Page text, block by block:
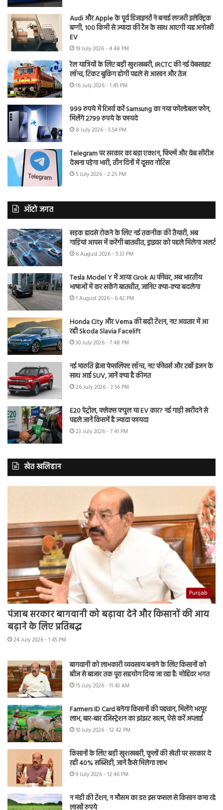
Audi और Apple के पूर्व डिजाइनरों ने बनाई लग्जरी इलेक्ट्रिक
बग्गी, 100 किमी से ज्यादा की रेंज के साथ आएगी यह अनोखी
EV
19 July 2026 - 4:48 PM
रेल यात्रियों के लिए बड़ी खुशखबरी, IRCTC की नई वेबसाइट
लॉन्च, टिकट बुकिंग होगी पहले से आसान और तेज
16 July 2026 - 1:45 PM
999 रुपये में रिजर्व करें Samsung का नया फोल्डेबल फोन,
मिलेंगे 2799 रुपये के फायदे
8 July 2026 - 5:54 PM
Telegram पर सरकार का बड़ा एक्शन, फिल्में और वेब सीरीज
देखना पड़ेगा भारी, तीन दिनों में दूसरा नोटिस
5 July 2026 - 2:25 PM
ऑटो जगत
सड़क हादसे रोकने के लिए नई तकनीक की तैयारी, अब
गाड़ियां आपस में करेंगी बातचीत, ड्राइवर को पहले मिलेगा अलर्ट
6 August 2026 - 5:33 PM
Tesla Model Y में आया Grok AI फीचर, अब भारतीय
भाषाओं में कर सकेंगे बातचीत, जानिए क्या-क्या बदलेगा
1 August 2026 - 6:42 PM
Honda City और Verna की बढ़ी टेंशन, नए अवतार में आ
रही Skoda Slavia Facelift
30 July 2026 - 7:48 PM
नई मारुति ब्रेजा फेसलिफ्ट लॉन्च, नए फीचर्स और टर्बो इंजन के
साथ आई SUV, जानें क्या है कीमत
26 July 2026 - 3:56 PM
E20 पेट्रोल, फ्लेक्स फ्यूल या EV कार? नई गाड़ी खरीदने से
पहले जानें किसमें है ज्यादा फायदा
23 July 2026 - 7:41 PM
खेत खलिहान
Punjab
पंजाब सरकार बागवानी को बढ़ावा देने और किसानों की आय
बढ़ाने के लिए प्रतिबद्ध
24 July 2026 - 1:45 PM
बागवानी को लाभकारी व्यवसाय बनाने के लिए किसानों को
बीज से बाजार तक पूरा सहयोग दिया जा रहा है: मोहिंदर भगत
15 July 2026 - 11:43 AM
Farmers ID Card बनेगा किसानों की पहचान, मिलेंगे भरपूर
लाभ, बार-बार रजिस्ट्रेशन का झंझट खत्म, ऐसे करें अप्लाई
10 July 2026 - 12:42 PM
किसानों के लिए बड़ी खुशखबरी, फूलों की खेती पर सरकार दे
रही 40% सब्सिडी, जानें कैसे मिलेगा लाभ
9 July 2026 - 12:46 PM
न मंडी की टेंशन, न मौसम का डर! इस फसल से किसान कमा रहे
लाखों रुपये